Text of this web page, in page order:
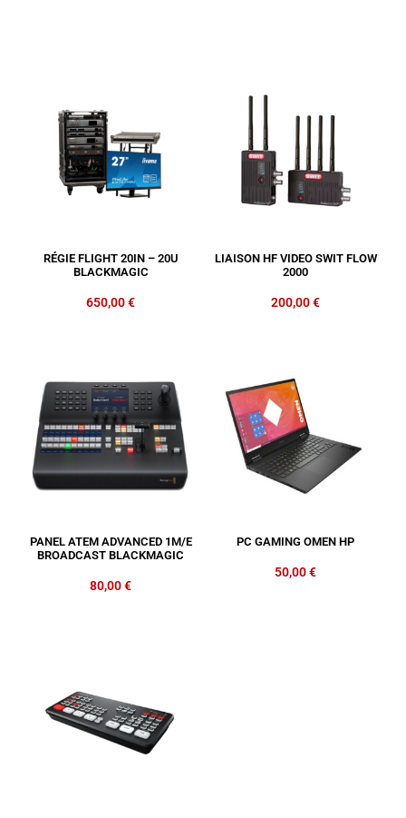
RÉGIE FLIGHT 20IN – 20U
BLACKMAGIC
650,00€
LIAISON HF VIDEO SWIT FLOW
2000
200,00€
PANEL ATEM ADVANCED 1M/E
BROADCAST BLACKMAGIC
80,00€
PC GAMING OMEN HP
50,00€